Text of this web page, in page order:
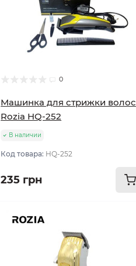
0
Машинка для стрижки волос
Rozia HQ-252
В наличии
Код товара: HQ-252
235 грн